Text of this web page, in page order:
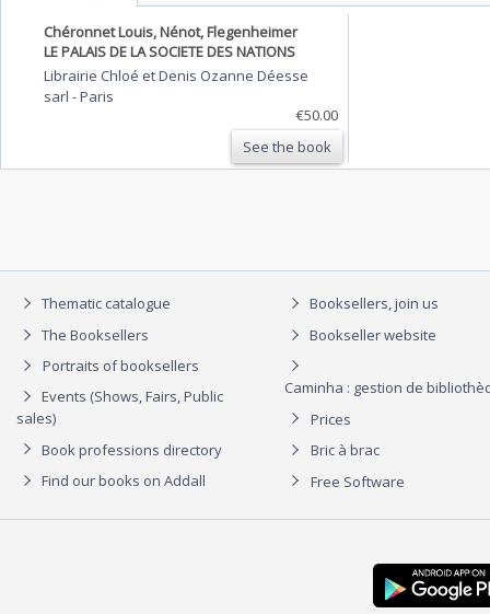
Chéronnet Louis, Nénot, Flegenheimer
LE PALAIS DE LA SOCIETE DES NATIONS
Librairie Chloé et Denis Ozanne Déesse
sarl -Paris
€50.00
See the book
Thematic catalogue
The Booksellers
Portraits of booksellers
Events (Shows, Fairs, Public
sales)
Book professions directory
Find our books on Addall
Booksellers, join us
Bookseller website
Caminha : gestion de
Prices
Bric à brac
Free Software